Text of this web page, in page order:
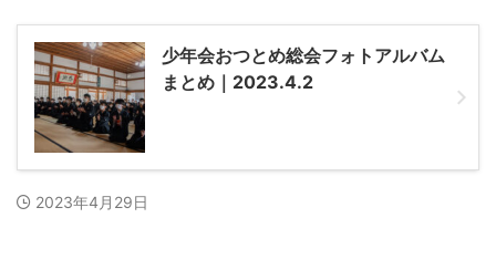
少年会おつとめ総会フォトアルバム
まとめ｜2023.4.2
2023年4月29日